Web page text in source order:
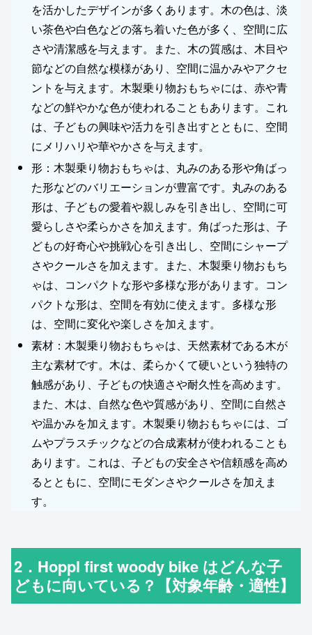
を活かしたデザインが多くあります。木の色は、淡
い茶色や白色などの落ち着いた色が多く、空間に広
さや清潔感を与えます。また、木の質感は、木目や
節などの自然な模様があり、空間に温かみやアクセ
ントを与えます。木製乗り物おもちゃには、赤や青
などの鮮やかな色が使われることもあります。これ
は、子どもの興味や活力を引き出すとともに、空間
にメリハリや華やかさを与えます。
形：木製乗り物おもちゃは、丸みのある形や角ばっ
た形などのバリエーションが豊富です。丸みのある
形は、子どもの愛着や親しみを引き出し、空間に可
愛らしさや柔らかさを加えます。角ばった形は、子
どもの好奇心や挑戦心を引き出し、空間にシャープ
さやクールさを加えます。また、木製乗り物おもち
ゃは、コンパクトな形や多様な形があります。コン
パクトな形は、空間を有効に使えます。多様な形
は、空間に変化や楽しさを加えます。
素材：木製乗り物おもちゃは、天然素材である木が
主な素材です。木は、柔らかくて硬いという独特の
触感があり、子どもの快適さや耐久性を高めます。
また、木は、自然な色や質感があり、空間に自然さ
や温かみを加えます。木製乗り物おもちゃには、ゴ
ムやプラスチックなどの合成素材が使われることも
あります。これは、子どもの安全さや信頼感を高め
るとともに、空間にモダンさやクールさを加えま
す。
2．Hoppl first woody bike はどんな子
どもに向いている？【対象年齢・適性】